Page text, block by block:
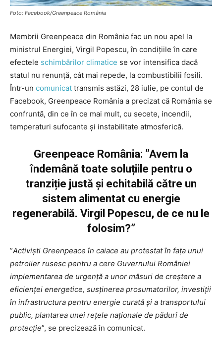
Foto: Facebook/Greenpeace România
Membrii Greenpeace din România fac un nou apel la
ministrul Energiei, Virgil Popescu, în condițiile în care
efectele schimbărilor climatice se vor intensifica dacă
statul nu renunță, cât mai repede, la combustibilii fosili.
Într-un comunicat transmis astăzi, 28 iulie, pe contul de
Facebook, Greenpeace România a precizat că România se
confruntă, din ce în ce mai mult, cu secete, incendii,
temperaturi sufocante și instabilitate atmosferică.
Greenpeace România: ”Avem la
îndemână toate soluțiile pentru o
tranziție justă și echitabilă către un
sistem alimentat cu energie
regenerabilă. Virgil Popescu, de ce nu le
folosim?”
”Activiști Greenpeace în caiace au protestat în fața unui
petrolier rusesc pentru a cere Guvernului României
implementarea de urgență a unor măsuri de creștere a
eficienței energetice, susținerea prosumatorilor, investiții
în infrastructura pentru energie curată și a transportului
public, plantarea unei rețele naționale de păduri de
protecție”, se precizează în comunicat.